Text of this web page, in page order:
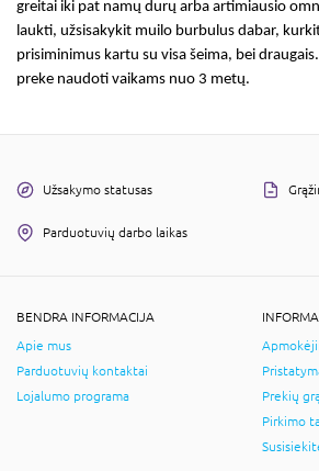
greitai iki pat namų durų arba artimiausio
laukti, užsisakykit muilo burbulus dabar,
prisiminimus kartu su visa šeima, bei
preke naudoti vaikams nuo 3 metų.
Užsakymo statusas
Parduotuvių darbo laikas
BENDRA INFORMACIJA
Apie mus
Parduotuvių kontaktai
Lojalumo programa
Prekių
Pirkimo